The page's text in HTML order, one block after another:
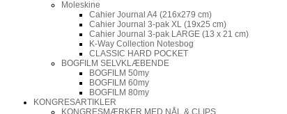
Moleskine
Cahier Journal A4 (216x279 cm)
Cahier Journal 3-pak XL (19x25 cm)
Cahier Journal 3-pak LARGE (13 x 21 cm)
K-Way Collection Notesbog
CLASSIC HARD POCKET
BOGFILM SELVKLÆBENDE
BOGFILM 50my
BOGFILM 60my
BOGFILM 80my
KONGRESARTIKLER
KONGRESMÆRKER MED NÅL & CLIPS